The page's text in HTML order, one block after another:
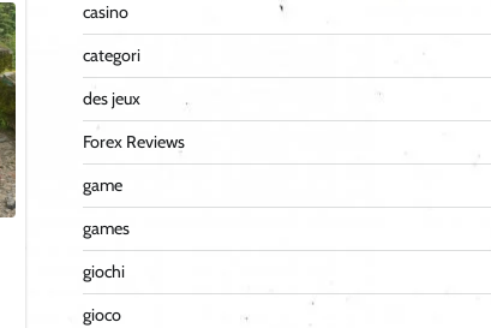
casino
categori
des jeux
Forex Reviews
game
games
giochi
gioco